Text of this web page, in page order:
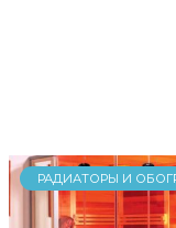
РАДИАТОРЫ И